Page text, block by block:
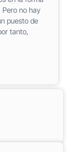
Pero no hay
puesto de
tanto,